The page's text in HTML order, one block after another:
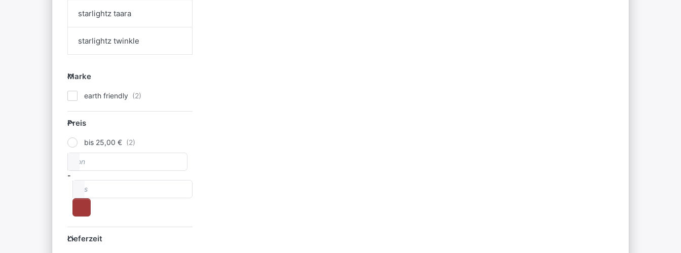
starlightz taara
starlightz twinkle
Marke
Marke
earth friendly
Preis
Preis
bis 25,00 €
Preisspanne
-
Lieferzeit
Lieferzeit